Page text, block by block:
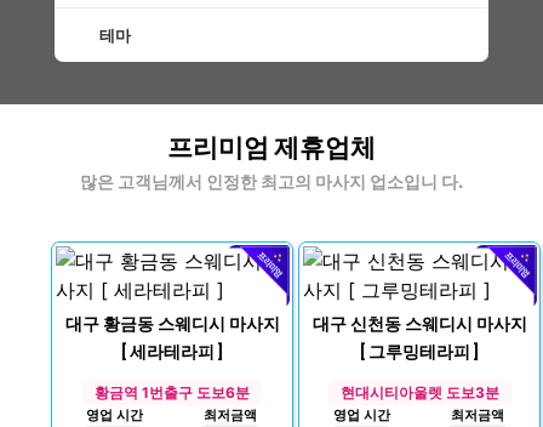
테마
프리미엄 제휴업체
많은 고객님께서 인정한 최고의 마사지 업소입니 다.
대구 황금동 스웨디시 마사지
[ 세라테라피 ]
황금역 1번출구 도보6분
영업 시간 최저금액
대구 신천동 스웨디시 마사지
[ 그루밍테라피 ]
현대시티아울렛 도보3분
영업 시간 최저금액